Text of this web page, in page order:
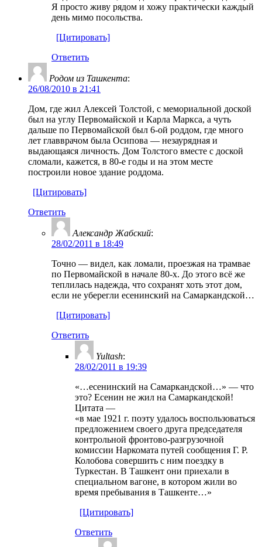
Я просто живу рядом и хожу практически каждый
день мимо посольства.
[Цитировать]
Ответить
Родом из Ташкента:
26/08/2010 в 21:41
Дом, где жил Алексей Толстой, с мемориальной доской
был на углу Первомайской и Карла Маркса, а чуть
дальше по Первомайской был 6-ой роддом, где много
лет главврачом была Осипова — незаурядная и
выдающаяся личность. Дом Толстого вместе с доской
сломали, кажется, в 80-е годы и на этом месте
построили новое здание роддома.
[Цитировать]
Ответить
Александр Жабский:
28/02/2011 в 18:49
Точно — видел, как ломали, проезжая на трамвае
по Первомайской в начале 80-х. До этого всё же
теплилась надежда, что сохранят хоть этот дом,
если не уберегли есенинский на Самаркандской…
[Цитировать]
Ответить
Yultash:
28/02/2011 в 19:39
«…есенинский на Самаркандской…» — что
это? Есенин не жил на Самаркандской!
Цитата —
«в мае 1921 г. поэту удалось воспользоваться
предложением своего друга председателя
контрольной фронтово-разгрузочной
комиссии Наркомата путей сообщения Г. Р.
Колобова совершить с ним поездку в
Туркестан. В Ташкент они приехали в
специальном вагоне, в котором жили во
время пребывания в Ташкенте…»
[Цитировать]
Ответить